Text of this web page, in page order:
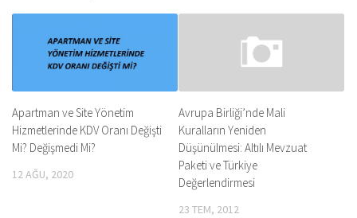
Apartman ve Site Yönetim
Hizmetlerinde KDV Oranı Değişti
Mi? Değişmedi Mi?
12 AĞU, 2020
Avrupa Birliği’nde Mali
Kuralların Yeniden
Düşünülmesi: Altılı Mevzuat
Paketi ve Türkiye
Değerlendirmesi
23 TEM, 2012